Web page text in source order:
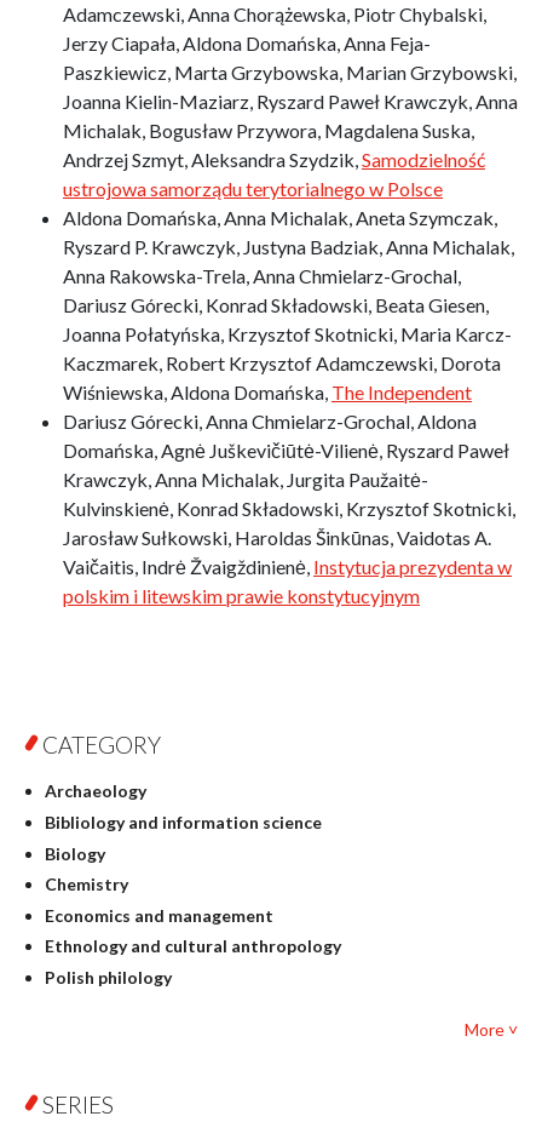
Adamczewski, Anna Chorążewska, Piotr Chybalski,
Jerzy Ciapała, Aldona Domańska, Anna Feja-
Paszkiewicz, Marta Grzybowska, Marian Grzybowski,
Joanna Kielin-Maziarz, Ryszard Paweł Krawczyk, Anna
Michalak, Bogusław Przywora, Magdalena Suska,
Andrzej Szmyt, Aleksandra Szydzik, Samodzielność
ustrojowa samorządu terytorialnego w Polsce
Aldona Domańska, Anna Michalak, Aneta Szymczak,
Ryszard P. Krawczyk, Justyna Badziak, Anna Michalak,
Anna Rakowska-Trela, Anna Chmielarz-Grochal,
Dariusz Górecki, Konrad Składowski, Beata Giesen,
Joanna Połatyńska, Krzysztof Skotnicki, Maria Karcz-
Kaczmarek, Robert Krzysztof Adamczewski, Dorota
Wiśniewska, Aldona Domańska, The Independent
Dariusz Górecki, Anna Chmielarz-Grochal, Aldona
Domańska, Agnė Juškevičiūtė-Vilienė, Ryszard Paweł
Krawczyk, Anna Michalak, Jurgita Paužaitė-
Kulvinskienė, Konrad Składowski, Krzysztof Skotnicki,
Jarosław Sułkowski, Haroldas Šinkūnas, Vaidotas A.
Vaičaitis, Indrė Žvaigždinienė, Instytucja prezydenta w
polskim i litewskim prawie konstytucyjnym
CATEGORY
Archaeology
Bibliology and information science
Biology
Chemistry
Economics and management
Ethnology and cultural anthropology
Polish philology
Geography
More ˅
SERIES